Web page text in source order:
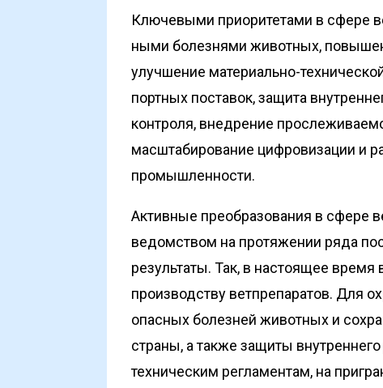
Ключевыми приоритетами в сфере
ными болезнями животных,
улучшение материально-
портных поставок, защита
контроля, внедрение
масштабирование цифровизации и
промышленности.
Активные преобразования в сфере
ведомством на протяжении ряда
результаты. Так, в настоящее время
производству ветпрепаратов. Для
опасных болезней животных и
страны, а также защиты
техническим регламентам, на